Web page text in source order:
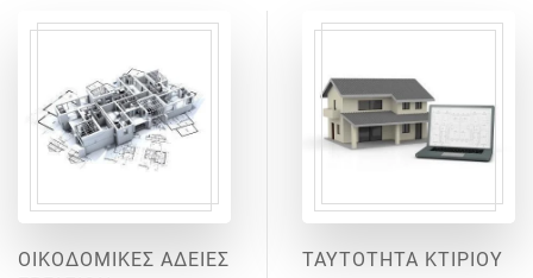
ΟΙΚΟΔΟΜΙΚΕΣ ΑΔΕΙΕΣ
ΤΑΥΤΟΤΗΤΑ ΚΤΙΡΙΟΥ